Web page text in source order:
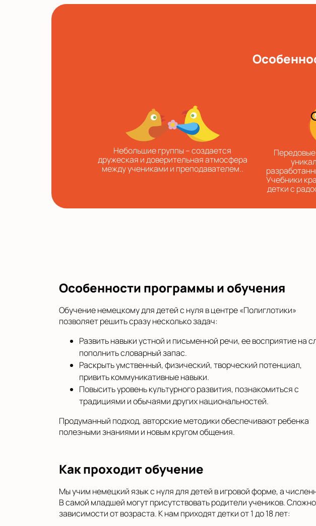
Небольшие группы – создается
дружеская и доверительная атмосфера
между учениками и преподавателем..
Учебники
детки с
Особенности программы и обучения
Обучение немецкому для детей с нуля в центре «Полиглотики»
позволяет решить сразу несколько задач:
Развить навыки устной и письменной речи, ее восприятие на
пополнить словарный запас.
Раскрыть умственный, физический, творческий потенциал,
привить коммуникативные навыки.
Повысить уровень культурного развития, познакомиться с
традициями и обычаями других национальностей.
Продуманный подход, авторские методики обеспечивают ребенка
полезными знаниями и новым кругом общения.
Как проходит обучение
Мы учим немецкий язык с нуля для детей в игровой форме, а
В самой младшей могут присутствовать родители учеников.
зависимости от возраста. К нам приходят детки от 1 до 18 лет: